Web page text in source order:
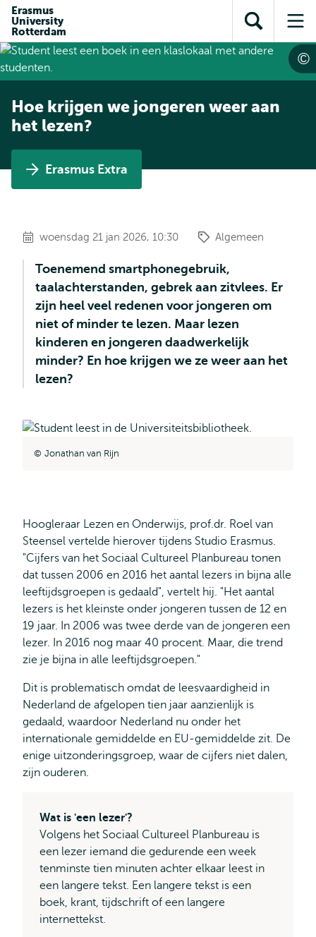
inhoud
gaan
gaan
Direct naar
subnavigatie
Erasmus
University
Rotterdam
Toon
zoekveld
Hoe krijgen we jongeren weer aan
het lezen?
Erasmus Extra
woensdag 21 jan 2026, 10:30 Algemeen
Toenemend smartphonegebruik,
taalachterstanden, gebrek aan zitvlees. Er
zijn heel veel redenen voor jongeren om
niet of minder te lezen. Maar lezen
kinderen en jongeren daadwerkelijk
minder? En hoe krijgen we ze weer aan het
lezen?
Jonathan van Rijn
Hoogleraar Lezen en Onderwijs, prof.dr. Roel van
Steensel vertelde hierover tijdens Studio Erasmus.
"Cijfers van het Sociaal Cultureel Planbureau tonen
dat tussen 2006 en 2016 het aantal lezers in bijna alle
leeftijdsgroepen is gedaald", vertelt hij. "Het aantal
lezers is het kleinste onder jongeren tussen de 12 en
19 jaar. In 2006 was twee derde van de jongeren een
lezer. In 2016 nog maar 40 procent. Maar, die trend
zie je bijna in alle leeftijdsgroepen."
Dit is problematisch omdat de leesvaardigheid in
Nederland de afgelopen tien jaar aanzienlijk is
gedaald, waardoor Nederland nu onder het
internationale gemiddelde en EU-gemiddelde zit. De
enige uitzonderingsgroep, waar de cijfers niet dalen,
zijn ouderen.
Wat is 'een lezer'?
Volgens het Sociaal Cultureel Planbureau is
een lezer iemand die gedurende een week
tenminste tien minuten achter elkaar leest in
een langere tekst. Een langere tekst is een
boek, krant, tijdschrift of een langere
internettekst.